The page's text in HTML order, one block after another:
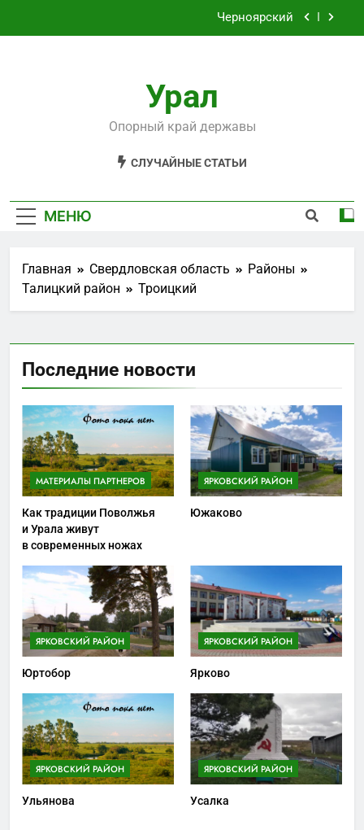
Черноярский
Староуткинск
Черноярский
Урал
Опорный край державы
СЛУЧАЙНЫЕ СТАТЬИ
МЕНЮ
Главная Свердловская область
Районы
Талицкий район
Троицкий
Последние новости
МАТЕРИАЛЫ ПАРТНЕРОВ
Как традиции Поволжья
и Урала живут
в современных ножах
ЯРКОВСКИЙ РАЙОН
Южаково
ЯРКОВСКИЙ РАЙОН
Юртобор
ЯРКОВСКИЙ РАЙОН
Ярково
ЯРКОВСКИЙ РАЙОН
Ульянова
ЯРКОВСКИЙ РАЙОН
Усалка